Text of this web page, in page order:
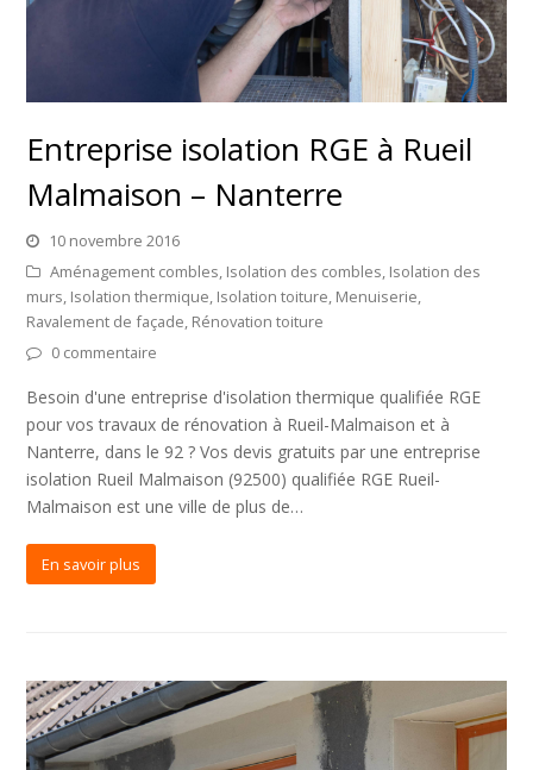
Entreprise isolation RGE à Rueil
Malmaison – Nanterre
10 novembre 2016
Aménagement combles, Isolation des combles, Isolation des
murs, Isolation thermique, Isolation toiture, Menuiserie,
Ravalement de façade, Rénovation toiture
0 commentaire
Besoin d'une entreprise d'isolation thermique qualifiée RGE
pour vos travaux de rénovation à Rueil-Malmaison et à
Nanterre, dans le 92 ? Vos devis gratuits par une entreprise
isolation Rueil Malmaison (92500) qualifiée RGE Rueil-
Malmaison est une ville de plus de…
En savoir plus